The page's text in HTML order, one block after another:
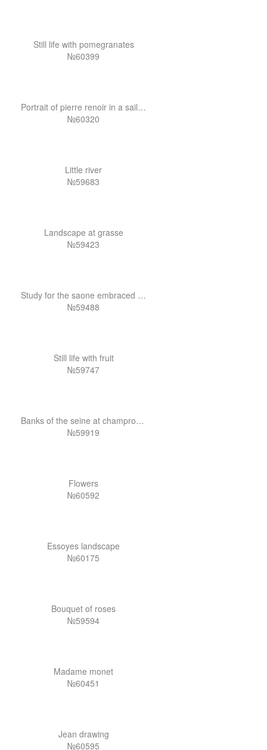
Still life with pomegranates
№60399
Portrait of pierre renoir in a sailor suit
№60320
Little river
№59683
Landscape at grasse
№59423
Study for the saone embraced by the rhone
№59488
Still life with fruit
№59747
Banks of the seine at champrosay
№59919
Flowers
№60592
Essoyes landscape
№60175
Bouquet of roses
№59594
Madame monet
№60451
Jean drawing
№60595